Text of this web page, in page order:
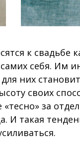
к свадьбе
себя. Им
них
своих
за
И такая